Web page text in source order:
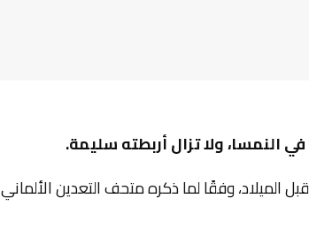
النمسا، ولا تزال أربطته سليمة.
الميلاد، وفقًا لما ذكره متحف التعدين الألماني